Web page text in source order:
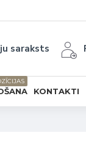
saraksts
KONTAKTI